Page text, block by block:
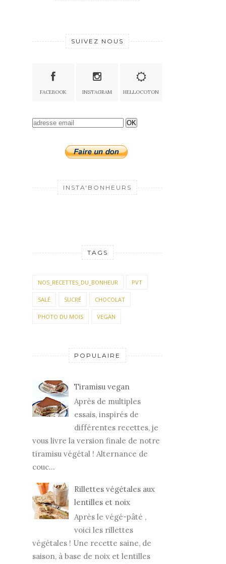
SUIVEZ NOUS
FACEBOOK INSTAGRAM HELLOCOTON
OK
INSTA'BONHEURS
TAGS
NOS_RECETTES_DU_BONHEUR PVT
SALÉ SUCRÉ CHOCOLAT
PHOTO DU MOIS VEGAN
POPULAIRE
Tiramisu vegan
Après de multiples
essais, inspirés de
différentes recettes, je
vous livre la version finale de notre
tiramisu végétal ! Alternance de
couc...
Rillettes végétales aux
lentilles et noix
Après le végé-pâté ,
voici les rillettes
végétales ! Une recette saine, de
saison, à base de noix et lentilles